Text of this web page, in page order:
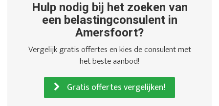
Hulp nodig bij het zoeken van
een belastingconsulent in
Amersfoort?
Vergelijk gratis offertes en kies de consulent met
het beste aanbod!
Gratis offertes vergelijken!